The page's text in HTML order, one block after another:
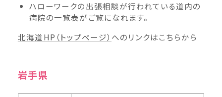
ハローワークの出張相談が行われている道内の
病院の一覧表がご覧になれます。
北海道HP（トップページ） へのリンクはこちらから
岩手県